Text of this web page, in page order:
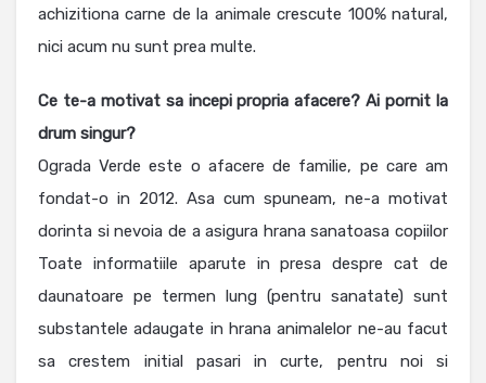
achizitiona carne de la animale crescute 100% natural,
nici acum nu sunt prea multe.
Ce te-a motivat sa incepi propria afacere? Ai pornit la
drum singur?
Ograda Verde este o afacere de familie, pe care am
fondat-o in 2012. Asa cum spuneam, ne-a motivat
dorinta si nevoia de a asigura hrana sanatoasa copiilor
Toate informatiile aparute in presa despre cat de
daunatoare pe termen lung (pentru sanatate) sunt
substantele adaugate in hrana animalelor ne-au facut
sa crestem initial pasari in curte, pentru noi si